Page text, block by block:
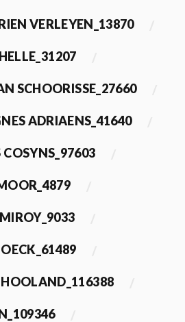
VERLEYEN_13870
SCHOORISSE_27660
ADRIAENS_41640
COSYNS_97603